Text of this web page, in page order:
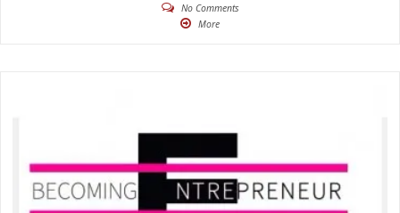
No Comments
More